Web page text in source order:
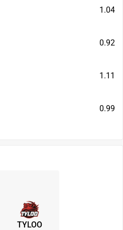
1.04
0.92
1.11
0.99
TYLOO